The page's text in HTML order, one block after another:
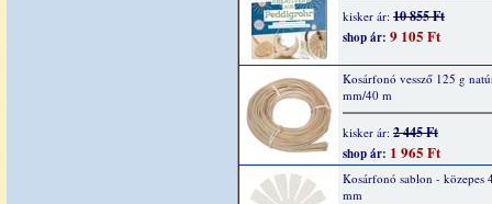
kisker ár: 10 855 Ft
shop ár: 9 105 Ft
Kosárfonó vessző 125 g
mm/40 m
kisker ár: 2 445 Ft
shop ár: 1 965 Ft
Kosárfonó sablon - közepes
mm